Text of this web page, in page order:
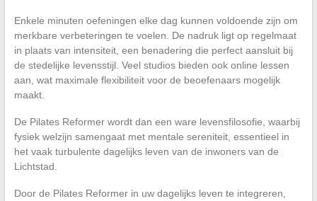
Enkele minuten oefeningen elke dag kunnen voldoende zijn om
merkbare verbeteringen te voelen. De nadruk ligt op regelmaat
in plaats van intensiteit, een benadering die perfect aansluit bij
de stedelijke levensstijl. Veel studios bieden ook online lessen
aan, wat maximale flexibiliteit voor de beoefenaars mogelijk
maakt.
De Pilates Reformer wordt dan een ware levensfilosofie, waarbij
fysiek welzijn samengaat met mentale sereniteit, essentieel in
het vaak turbulente dagelijks leven van de inwoners van de
Lichtstad.
Door de Pilates Reformer in uw dagelijks leven te integreren,